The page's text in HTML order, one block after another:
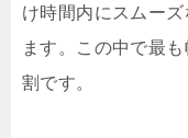
け時間内にスムー
ます。この中で最
割です。